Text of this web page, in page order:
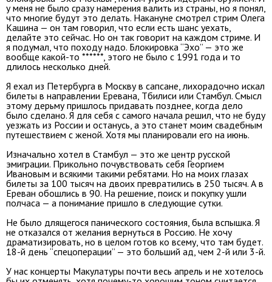
у меня не было сразу намерения валить из страны, но я понял,
что многие будут это делать. Накануне смотрел стрим Олега
Кашина — он там говорил, что если есть шанс уехать,
делайте это сейчас. Но он так говорит на каждом стриме. И
я подумал, что походу надо. Блокировка “Эхо” — это же
вообще какой-то ******, этого не было с 1991 года и то
длилось несколько дней.
Я ехал из Петербурга в Москву в сапсане, лихорадочно искал
билеты в направлении Еревана, Тбилиси или Стамбул. Смысл
этому дерьму пришлось придавать позднее, когда дело
было сделано. Я для себя с самого начала решил, что не буду
уезжать из России и останусь, а это станет моим свадебным
путешествием с женой. Хотя мы планировали его на июнь.
Изначально хотел в Стамбул — это же центр русской
эмиграции. Прикольно почувствовать себя Георгием
Ивановым и всякими такими ребятами. Но на моих глазах
билеты за 100 тысяч на двоих превратились в 250 тысяч. А в
Ереван обошлись в 90. На решение, поиск и покупку ушли
полчаса — а понимание пришло в следующие сутки.
Не было длящегося панического состояния, была вспышка. Я
не отказался от желания вернуться в Россию. Не хочу
драматизировать, но в целом готов ко всему, что там будет.
18-й день “спецоперации” — это больший ад, чем 2-й или 3-й.
У нас концерты Макулатуры почти весь апрель и не хотелось